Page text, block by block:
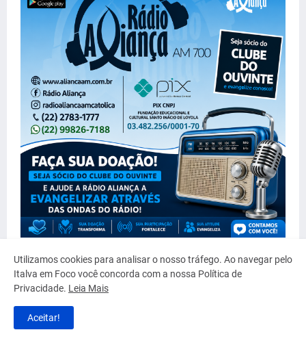
Utilizamos cookies para analisar o nosso tráfego. Ao navegar pelo
Italva em Foco você concorda com a nossa Política de
Privacidade. Leia Mais
Aceitar!